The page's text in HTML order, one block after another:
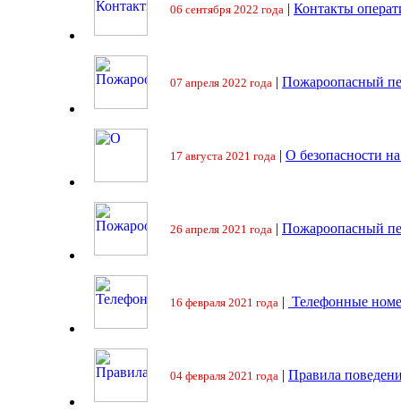
06 сентября 2022 года | Контакты
07 апреля 2022 года | Пожароопасный
17 августа 2021 года | О безопасности
26 апреля 2021 года | Пожароопасный
16 февраля 2021 года | Телефонные
04 февраля 2021 года | Правила